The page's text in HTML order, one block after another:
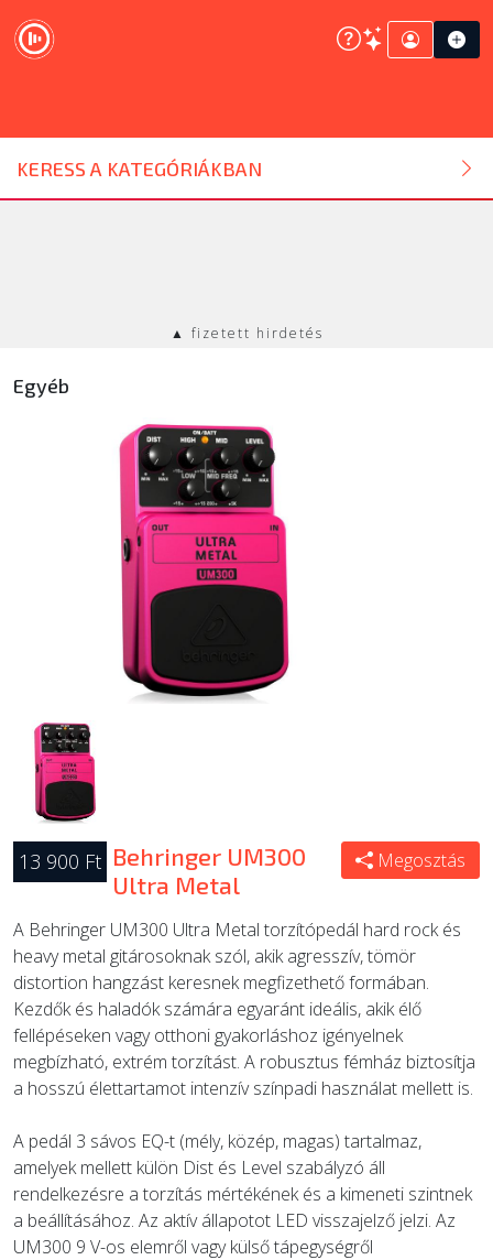
KERESS A KATEGÓRIÁKBAN
DJ ESZKÖZ
HANGTECHNIKA
EGYÉB
SZOLGÁLTATÁSOK
ÚJ TERMÉKEK
▲ fizetett hirdetés
Egyéb
13 900 Ft Behringer UM300
Ultra Metal
Megosztás
A Behringer UM300 Ultra Metal torzítópedál hard rock és
heavy metal gitárosoknak szól, akik agresszív, tömör
distortion hangzást keresnek megfizethető formában.
Kezdők és haladók számára egyaránt ideális, akik élő
fellépéseken vagy otthoni gyakorláshoz igényelnek
megbízható, extrém torzítást. A robusztus fémház biztosítja
a hosszú élettartamot intenzív színpadi használat mellett is.
A pedál 3 sávos EQ-t (mély, közép, magas) tartalmaz,
amelyek mellett külön Dist és Level szabályzó áll
rendelkezésre a torzítás mértékének és a kimeneti szintnek
a beállításához. Az aktív állapotot LED visszajelző jelzi. Az
UM300 9 V-os elemről vagy külső tápegységről